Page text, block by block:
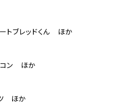
トブレッドくん ほか
コン ほか
ほか